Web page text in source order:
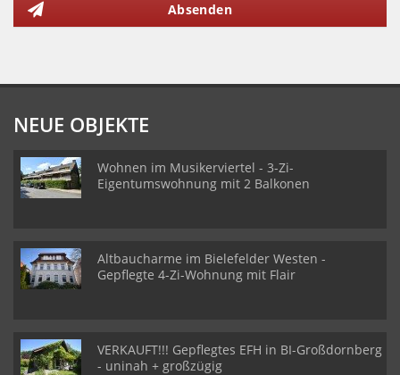
Absenden
NEUE OBJEKTE
Wohnen im Musikerviertel - 3-Zi-
Eigentumswohnung mit 2 Balkonen
Altbaucharme im Bielefelder Westen -
Gepflegte 4-Zi-Wohnung mit Flair
VERKAUFT!!! Gepflegtes EFH in BI-Großdornberg
- uninah + großzügig